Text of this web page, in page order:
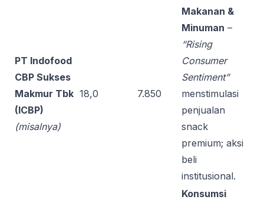
PT Indofood
CBP Sukses
Makmur Tbk
(ICBP)
(misalnya)
18,0 7.850
Makanan &
Minuman –
“Rising
Consumer
Sentiment”
menstimulasi
penjualan
snack
premium; aksi
beli
institusional.
Konsumsi